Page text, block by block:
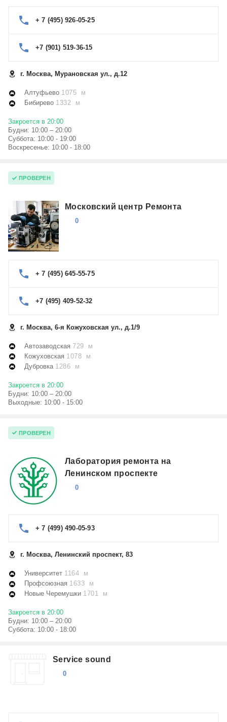
+ 7 (495) 926-05-25
+7 (901) 519-36-15
г. Москва, Мурановская ул., д.12
Алтуфьево 1075 м
Бибирево 1332 м
Закроется в 20:00
Будни: 10:00 – 20:00
Суббота: 10:00 - 19:00
Воскресенье: 10:00 - 18:00
ПРОВЕРЕН
Московский центр Ремонта
0
+ 7 (495) 645-55-75
+7 (495) 409-52-32
г. Москва, 6-я Кожуховская ул., д.1/9
Автозаводская 729 м
Кожуховская 1078 м
Дубровка 1286 м
Закроется в 20:00
Будни: 10:00 – 20:00
Выходные: 10:00 - 15:00
ПРОВЕРЕН
Лаборатория ремонта на
Ленинском проспекте
0
+ 7 (499) 490-05-93
г. Москва, Ленинский проспект, 83
Университет 1164 м
Профсоюзная 1633 м
Новые Черемушки 1701 м
Закроется в 20:00
Будни: 10:00 – 20:00
Суббота: 10:00 - 18:00
Service sound
0